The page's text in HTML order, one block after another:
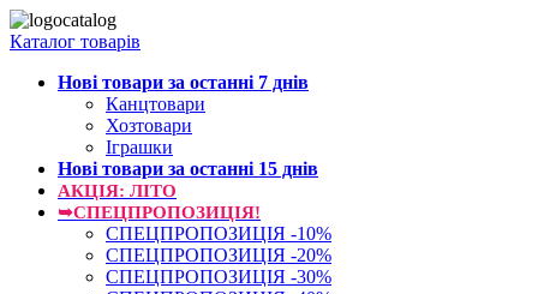
Каталог товарів
Нові товари за останнi 7 днiв
Канцтовари
Хозтовари
Іграшки
Нові товари за останнi 15 днiв
АКЦІЯ: ЛІТО
➥СПЕЦПРОПОЗИЦІЯ!
СПЕЦПРОПОЗИЦІЯ -10%
СПЕЦПРОПОЗИЦІЯ -20%
СПЕЦПРОПОЗИЦІЯ -30%